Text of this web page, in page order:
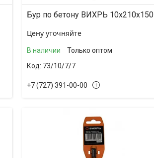
Бур по бетону ВИХРЬ 10x210x150
Цену уточняйте
В наличии
Только оптом
73/10/7/7
+7 (727) 391-00-00